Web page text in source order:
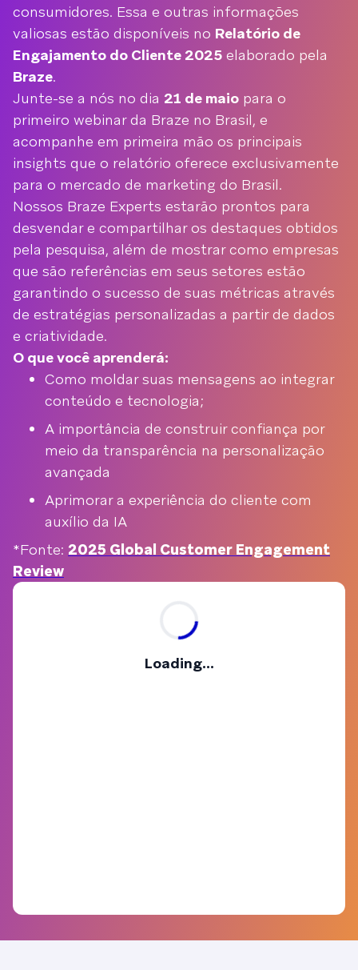
consumidores. Essa e outras informações
valiosas estão disponíveis no Relatório de
Engajamento do Cliente 2025 elaborado pela
Braze.
Junte-se a nós no dia 21 de maio para o
primeiro webinar da Braze no Brasil, e
acompanhe em primeira mão os principais
insights que o relatório oferece exclusivamente
para o mercado de marketing do Brasil.
Nossos Braze Experts estarão prontos para
desvendar e compartilhar os destaques obtidos
pela pesquisa, além de mostrar como empresas
que são referências em seus setores estão
garantindo o sucesso de suas métricas através
de estratégias personalizadas a partir de dados
e criatividade.
O que você aprenderá:
Como moldar suas mensagens ao integrar
conteúdo e tecnologia;
A importância de construir confiança por
meio da transparência na personalização
avançada
Aprimorar a experiência do cliente com
auxílio da IA
*Fonte: 2025 Global Customer Engagement
Review
Loading...